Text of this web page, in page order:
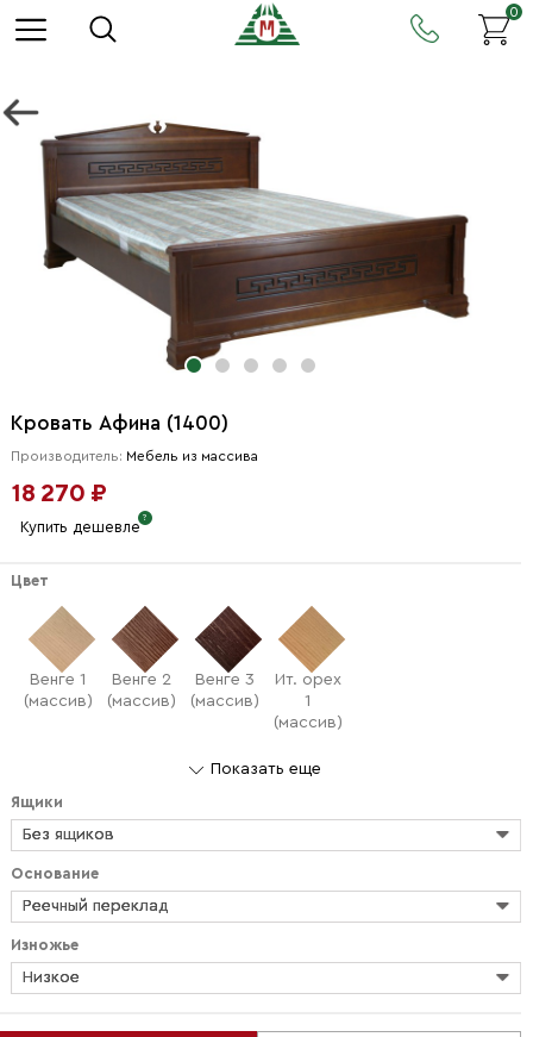
0
Кровать Афина (1400)
Производитель: Мебель из массива
18 270 ₽
Купить дешевле
Цвет
Венге 1
(массив)
Венге 2
(массив)
Венге 3
(массив)
Ит. орех
1
(массив)
Показать еще
Ящики
Без ящиков
Основание
Реечный переклад
Изножье
Низкое